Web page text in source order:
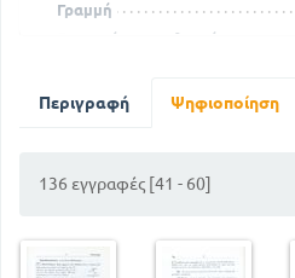
Γραμμή
Γωνιακός συντελεστής
Διώνυμο
Εξίσωση
Περιγραφή Ψηφιοποίηση
136 εγγραφές [41 - 60]